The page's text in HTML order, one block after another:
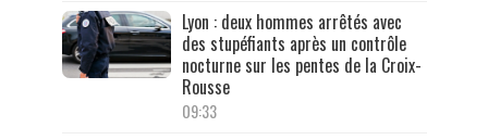
Lyon : deux hommes arrêtés avec
des stupéfiants après un contrôle
nocturne sur les pentes de la Croix-
Rousse
09:33